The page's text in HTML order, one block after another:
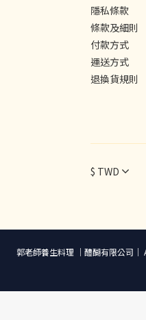
隱私條款
條款及細則
付款方式
運送方式
退換貨規則
$ TWD
郭老師養生料理 ｜醴醐有限公司｜